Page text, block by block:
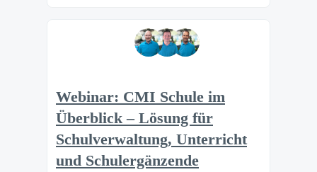
Webinar: CMI Schule im
Überblick – Lösung für
Schulverwaltung, Unterricht
und Schulergänzende